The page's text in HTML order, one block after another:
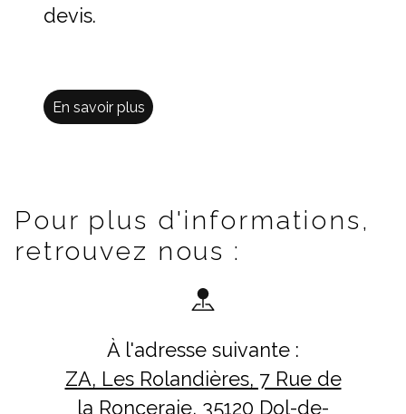
devis.
En savoir plus
Pour plus d'informations,
retrouvez nous :
À l'adresse suivante :
ZA, Les Rolandières, 7 Rue de
la Ronceraie, 35120 Dol-de-